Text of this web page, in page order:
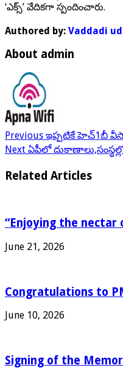
‘ఎక్స్’ వేదికగా స్పందించారు.
Authored by: Vaddadi
About admin
Previous ఇప్పటికే హెచ్1బీ
Next ఏపీలో
Related Articles
“Enjoying the nectar
June 21, 2026
Congratulations to
June 10, 2026
Signing of the